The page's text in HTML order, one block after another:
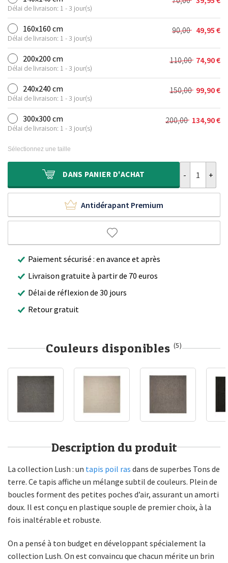
était :
45,00 €.
est :
41,95 €.
Délai de livraison: 1 - 3 jour(s) Le
prix
initial
était :
70,00 €.
Le
prix
actuel
est :
39,95 €.
160x160 cm
Délai de livraison: 1 - 3 jour(s)
90,00
Le
prix
initial
était :
90,00 €.
49,95 €
Le
prix
actuel
est :
49,95 €.
200x200 cm
Délai de livraison: 1 - 3 jour(s)
110,00
Le
prix
initial
était :
110,00 €.
74,90€
Le
prix
actuel
est :
74,90 €.
240x240 cm
Délai de livraison: 1 - 3 jour(s)
150,00
Le
prix
initial
était :
99,90€
Le
prix
actuel
est :
300x300 cm
Délai de livraison: 1 - 3 jour(s)
200,00
Le
200,00 €.
134,90€
Le
134,90 €.
Sélectionnez une taille
DANS PANIER D'ACHAT
Antidérapant Premium
Paiement sécurisé : en avance et après
Livraison gratuite à partir de 70 euros
Délai de réflexion de 30 jours
Retour gratuit
Couleurs disponibles (5)
Description du produit
La collection Lush : un tapis poil ras dans de superbes Tons de
terre. Ce tapis affiche un mélange subtil de couleurs. Plein de
boucles forment des petites poches d’air, assurant un amorti
doux. Il est conçu en plastique souple de premier choix, à la
fois inaltérable et robuste.
On a pensé à ton budget en développant spécialement la
collection Lush. On est convaincu que chacun mérite un brin